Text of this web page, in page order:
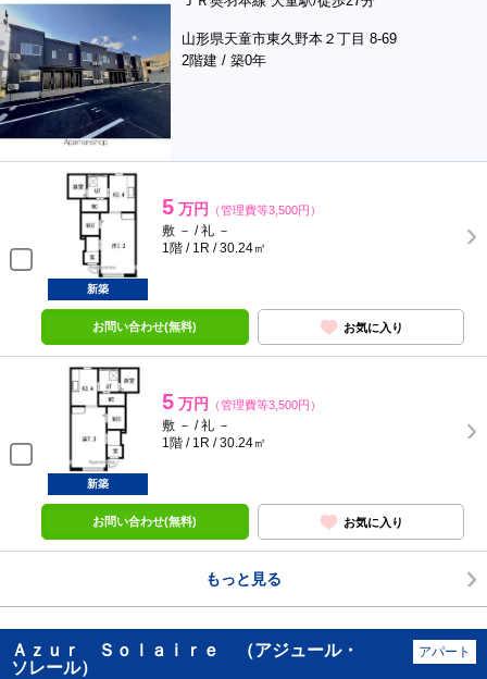
山形県天童市東久野本２丁目 8-69
2階建 / 築0年
5 万円 （管理費等3,500円）
敷 － / 礼 －
1階 / 1R / 30.24㎡
新築
お問い合わせ(無料) お気に入り
5 万円 （管理費等3,500円）
敷 － / 礼 －
1階 / 1R / 30.24㎡
新築
お問い合わせ(無料) お気に入り
もっと見る
Ａｚｕｒ Ｓｏｌａｉｒｅ （アジュール・
ソレール）
アパート